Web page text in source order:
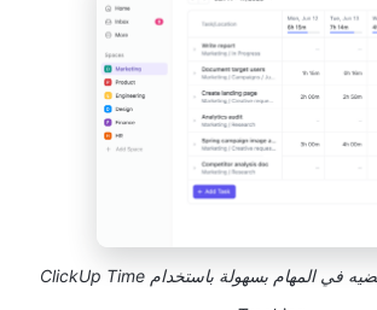
تتبع الوقت الذي تقضيه في المهام بسهولة باستخدام ClickUp Time